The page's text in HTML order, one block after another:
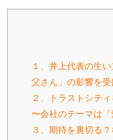
１、井上代表の生
父さん」の影響を
２、トラストシテ
〜会社のテーマは
３、期待を裏切る